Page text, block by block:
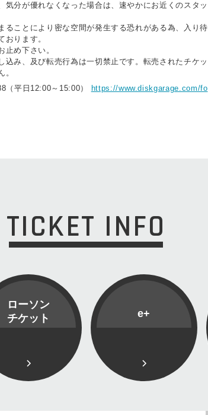
気分が優れなくなった場合は、速やかにお近くのスタッ
ることにより密な空間が発生する恐れがある為、入り待
おります。
止め下さい。
込み、及び転売行為は一切禁止です。転売されたチケッ
。
（平日12:00～15:00）
https://www.diskgarage.com/fo
TICKET INFO
ローソン
チケット
e+